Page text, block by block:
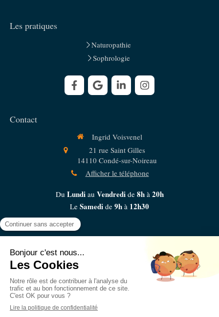
Les pratiques
Naturopathie
Sophrologie
Contact
Ingrid Voisvenel
21 rue Saint Gilles
14110 Condé-sur-Noireau
Afficher le téléphone
Du Lundiau Vendredide 8hà 20h
Le Samedi de 9h à 12h30
Mentions légales
Conditions Générales de Vente
Création et référencement du site par Simplébo
Ce site est parrainé par laChambre Syndicale de la Sophrologie